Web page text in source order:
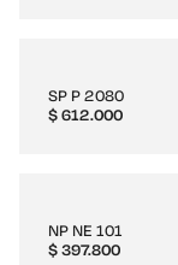
SP P 2080
$612.000
NP NE 101
$397.800